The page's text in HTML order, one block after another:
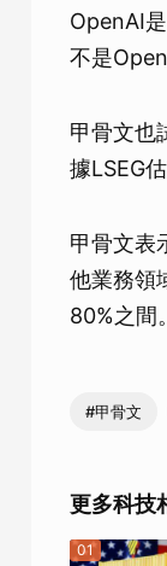
OpenAI
不是
甲骨文也
據LSEG
甲骨文表
他業務領
80%之間
#甲骨文
更多科技
01